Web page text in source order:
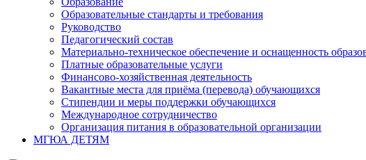
Образовательные стандарты и требования
Руководство
Педагогический состав
Материально-техническое обеспечение и оснащенность
Платные образовательные услуги
Финансово-хозяйственная деятельность
Вакантные места для приёма (перевода) обучающихся
Стипендии и меры поддержки обучающихся
Международное сотрудничество
Организация питания в образовательной организации
МГЮА ДЕТЯМ